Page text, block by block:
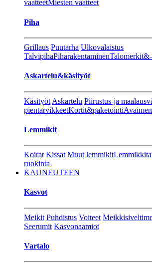
vaatteetMiesten vaatteet
Piha
Grillaus Puutarha Ulkovalaistus
TalvipihaPiharakentaminen
Askartelu&käsityöt
Käsityöt Askartelu Piirustus-ja
pientarvikkeetKortit&paketointi
Lemmikit
Koirat Kissat Muut lemmikit
ruokinta
KAUNEUTEEN
Kasvot
Meikit Puhdistus Voiteet
Seerumit Kasvonaamiot
Vartalo